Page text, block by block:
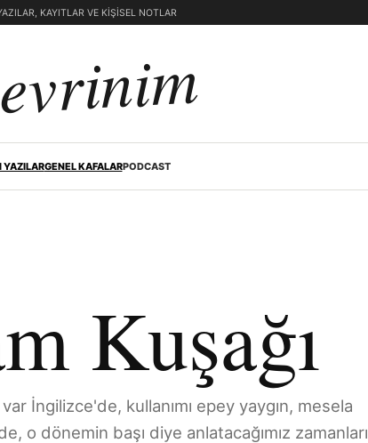
KAYITLAR VE KIŞISEL NOTLAR
YAZILARGENEL KAFALARPODCAST
Kuşağı
İngilizce'de, kullanımı epey yaygın, mesela
o dönemin başı diye anlatacağımız zamanları